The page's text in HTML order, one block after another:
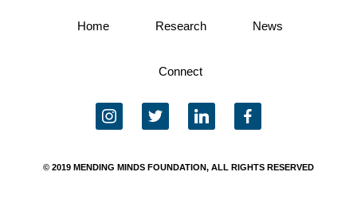
Home Research News
Connect
instagram twitter linkedin facebook
© 2019 MENDING MINDS FOUNDATION, ALL RIGHTS RESERVED